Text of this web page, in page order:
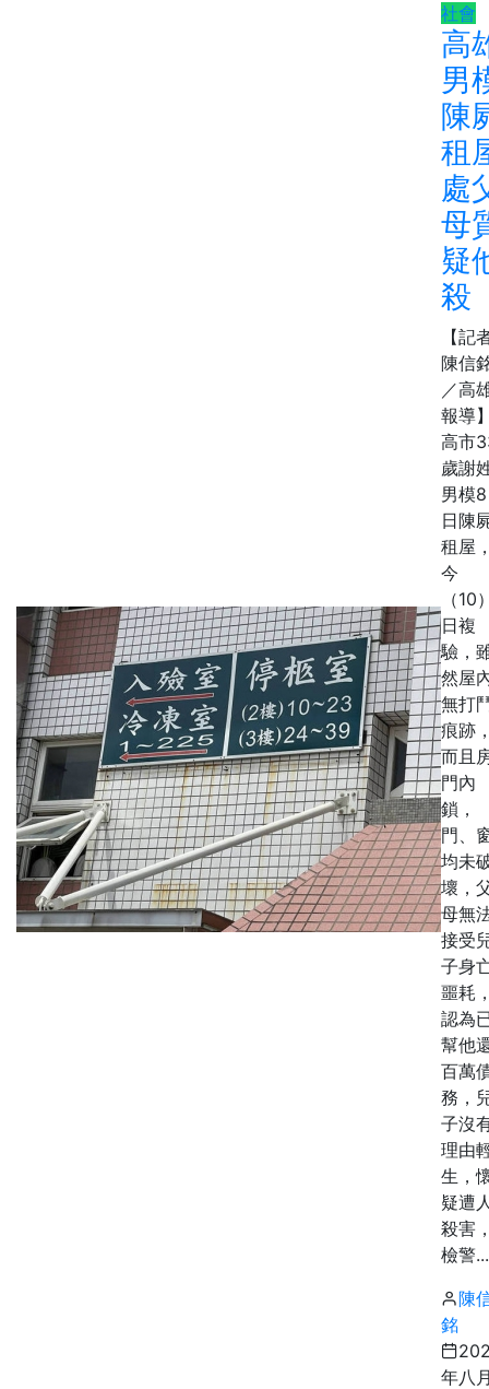
社會
高
男
陳
租
處
母
疑
殺
【記
陳信
／高
報導
高市
歲謝
男模8
日陳
租屋
今
（10
日複
驗，
然屋
無打
痕跡
而且
門內
鎖，
門、
均未
壞，
母無
接受
子身
噩耗
認為
幫他
百萬
務，
子沒
理由
生，
疑遭
殺害
檢警...
陳
銘
年八